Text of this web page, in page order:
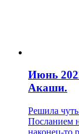
Июнь
Акаши.
Решила
Посланием
наконец-то